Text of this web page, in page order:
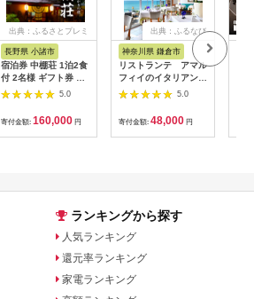
出典：ふるさとプレミ
長野県 小諸市
宿泊券 中棚荘 1泊2食
付 2名様 ギフト券 チ
ケット 券 宿泊 旅行
5.0
寄付金額: 160,000 円
出典：ふるなび
神奈川県 鎌倉市
リストランテ アマル
フィイのイタリアンデ
ィナーコースA ペア
5.0
寄付金額: 48,000 円
ランキングから探す
人気ランキング
還元率ランキング
家電ランキング